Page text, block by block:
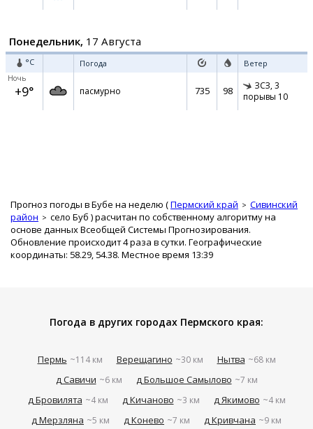
Понедельник, 17 Августа
°C Погода Ветер
Ночь
+9° пасмурно 735 98 ЗСЗ, 3
порывы 10
Прогноз погоды в Бубе на неделю (Пермский край
Сивинский
район
село Буб ) расчитан по собственному алгоритму на
основе данных Всеобщей Системы Прогнозирования.
Обновление происходит 4 раза в сутки. Географические
координаты: 58.29, 54.38. Местное время 13:39
Погода в других городах Пермского края:
Пермь ~114 км Верещагино ~30 км Нытва ~68 км
д Савичи ~6 км д Большое Самылово ~7 км
д Бровилята ~4 км д Кичаново ~3 км д Якимово ~4 км
д Мерзляна ~5 км д Конево ~7 км д Кривчана ~9 км